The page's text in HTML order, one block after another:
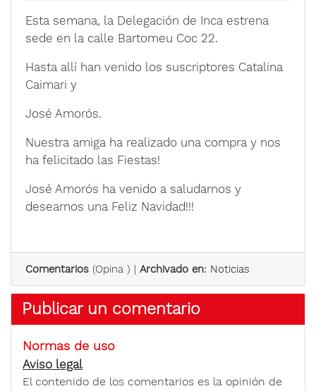
Esta semana, la Delegación de Inca estrena
sede en la calle Bartomeu Coc 22.
Hasta allí han venido los suscriptores Catalina
Caimari y
José Amorós.
Nuestra amiga ha realizado una compra y nos
ha felicitado las Fiestas!
José Amorós ha venido a saludarnos y
desearnos una Feliz Navidad!!!
Comentarios (Opina ) | Archivado en: Noticias
Publicar un comentario
Normas de uso
Aviso legal
El contenido de los comentarios es la opinión de